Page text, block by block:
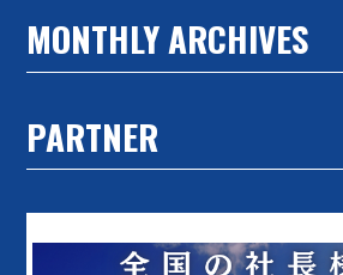
MONTHLY ARCHIVES
PARTNER